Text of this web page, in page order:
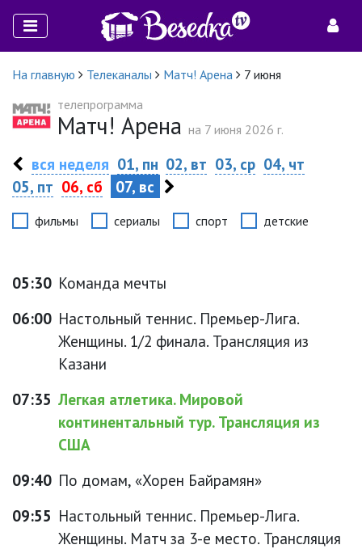
На главную Телеканалы Матч! Арена
7 июня
телепрограмма
Матч! Арена на 7 июня 2026 г.
вся неделя 01, пн 02, вт 03, ср 04, чт
05, пт 06, сб 07, вс
фильмы сериалы спорт детские
05:30 Команда мечты
06:00 Настольный теннис. Премьер-Лига.
Женщины. 1/2 финала. Трансляция из
Казани
07:35 Легкая атлетика. Мировой
континентальный тур. Трансляция из
США
09:40 По домам, «Хорен Байрамян»
09:55 Настольный теннис. Премьер-Лига.
Женщины. Матч за 3-е место. Трансляция